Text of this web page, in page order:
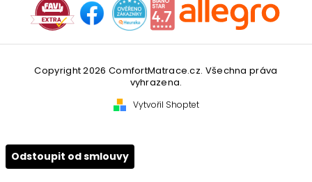
Vytvořil Shoptet
Copyright 2026 ComfortMatrace.cz. Všechna práva
vyhrazena.
Odstoupit od smlouvy